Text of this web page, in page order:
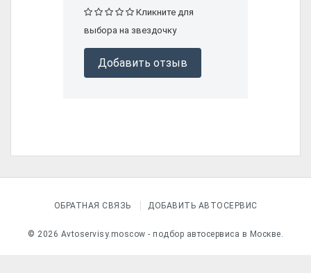
Кликните для
выбора на звездочку
Добавить отзыв
ОБРАТНАЯ СВЯЗЬ ДОБАВИТЬ АВТОСЕРВИС
© 2026 Avtoservisy.moscow - подбор автосервиса в Москве.